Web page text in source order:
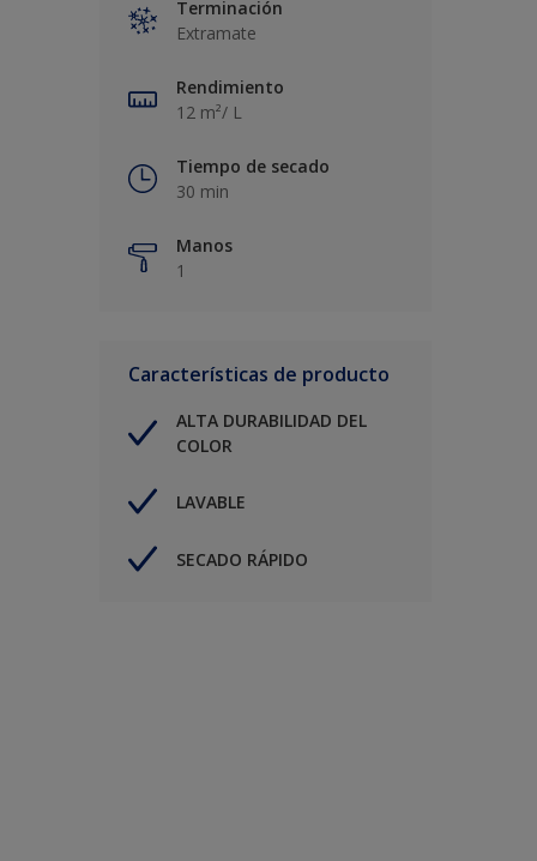
Terminación
Extramate
Rendimiento
12 m²/ L
Tiempo de secado
30 min
Manos
1
Características de producto
ALTA DURABILIDAD DEL
COLOR
LAVABLE
SECADO RÁPIDO